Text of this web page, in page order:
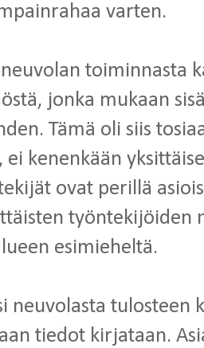
varten.
toiminnasta
jonka mukaan
Tämä oli siis
ei kenenkään
ovat perillä
työntekijöiden
esimieheltä.
neuvolasta tulosteen
tiedot kirjataan.